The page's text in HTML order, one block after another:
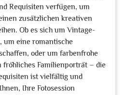
Requisiten verfügen, um
zusätzlichen kreativen
Ob es sich um Vintage-
um eine romantische
oder um farbenfrohe
fröhliches Familienporträt – die
ist vielfältig und
Ihre Fotosession